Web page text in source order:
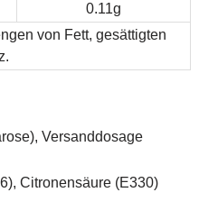
0.11g
von Fett, gesättigten
Versanddosage
Citronensäure (E330)